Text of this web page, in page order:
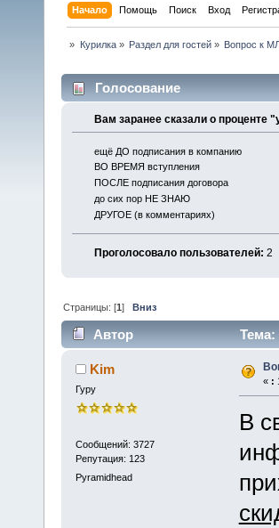
Начало Помощь Поиск Вход
» Курилка» Раздел для гостей» Вопрос к
Голосование
Вам заранее сказали о проценте
ещё ДО подписания в компанию
ВО ВРЕМЯ вступления
ПОСЛЕ подписания договора
до сих пор НЕ ЗНАЮ
ДРУГОЕ (в комментариях)
Проголосовало пользователей: 2
Страницы: [1]Вниз
Автор
Kim
Гуру
Сообщений: 3727
Репутация: 123
Pyramidhead
« :
В